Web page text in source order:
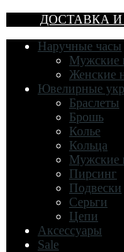
ДОСТАВКА
Наручные часы
Мужские
Женские
Ювелирные
Браслеты
Брошь
Колье
Кольца
Мужские
Пирсинг
Подвески
Серьги
Цепи
Аксессуары
Sale